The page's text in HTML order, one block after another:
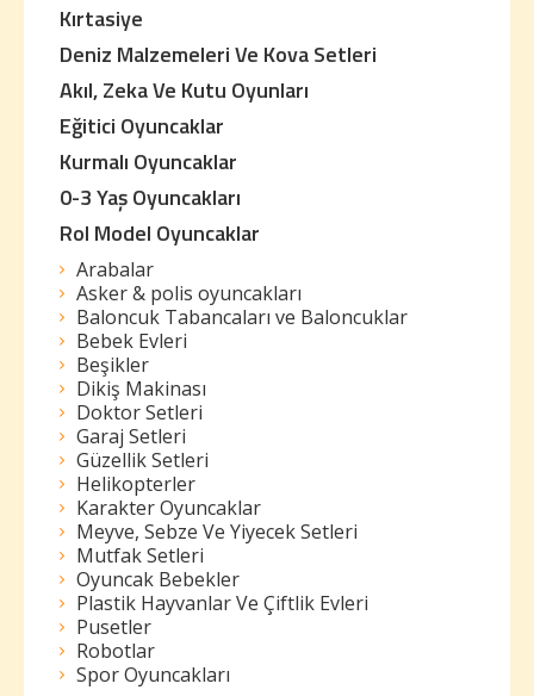
Kırtasiye
Deniz Malzemeleri Ve Kova Setleri
Akıl, Zeka Ve Kutu Oyunları
Eğitici Oyuncaklar
Kurmalı Oyuncaklar
0-3 Yaş Oyuncakları
Rol Model Oyuncaklar
Arabalar
Asker & polis oyuncakları
Baloncuk Tabancaları ve Baloncuklar
Bebek Evleri
Beşikler
Dikiş Makinası
Doktor Setleri
Garaj Setleri
Güzellik Setleri
Helikopterler
Karakter Oyuncaklar
Meyve, Sebze Ve Yiyecek Setleri
Mutfak Setleri
Oyuncak Bebekler
Plastik Hayvanlar Ve Çiftlik Evleri
Pusetler
Robotlar
Spor Oyuncakları